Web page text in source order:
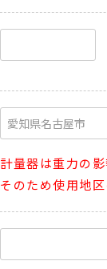
計量器は重力の
そのため使用地